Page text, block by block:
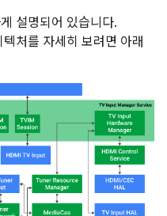
설명되어 있습니다.
처를 자세히 보려면 아래